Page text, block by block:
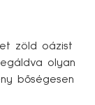
zöld oázist
olyan
bőségesen